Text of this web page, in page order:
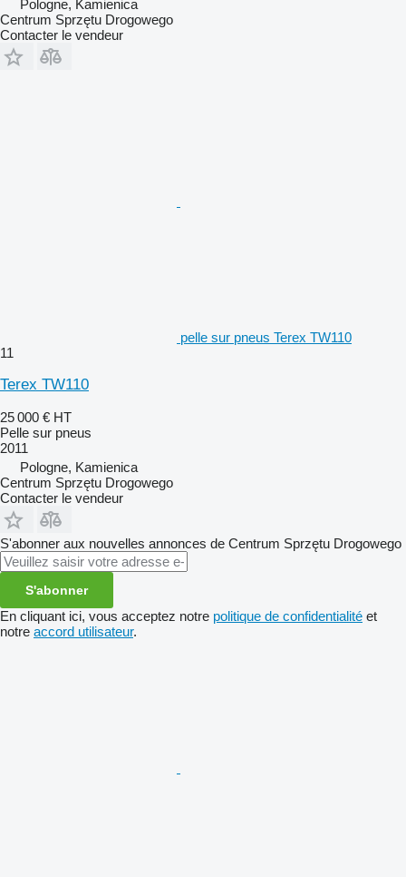
Pologne, Kamienica
Centrum Sprzętu Drogowego
Contacter le vendeur
pelle sur pneus Terex TW110
11
Terex TW110
25 000 € HT
Pelle sur pneus
2011
Pologne, Kamienica
Centrum Sprzętu Drogowego
Contacter le vendeur
S'abonner aux nouvelles annonces de Centrum Sprzętu Drogowego
S'abonner
En cliquant ici, vous acceptez notre politique de confidentialité et
notre accord utilisateur.